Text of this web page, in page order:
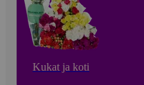
Kukat ja koti